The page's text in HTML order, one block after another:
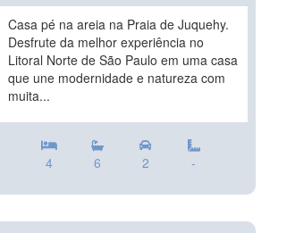
Casa pé na areia na Praia de Juquehy.
Desfrute da melhor experiência no
Litoral Norte de São Paulo em uma casa
que une modernidade e natureza com
muita...
4 6 2 -